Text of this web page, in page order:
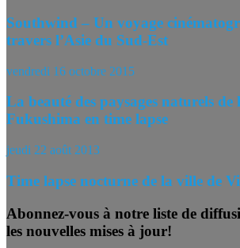
Southwind – Un voyage
travers l’Asie du Sud-Est
vendredi 16 octobre 2015
La beauté des paysages naturels de
Fukushima en time lapse
jeudi 22 août 2013
Time lapse nocturne de la ville de
Abonnez-vous à notre liste de
les nouvelles mises à jour!